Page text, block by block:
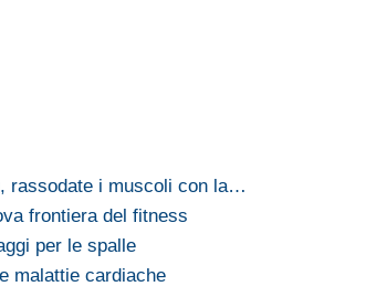
rassodate i muscoli con la…
frontiera del fitness
per le spalle
malattie cardiache